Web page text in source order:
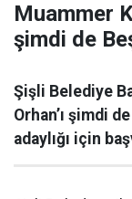
Muammer
şimdi de
Şişli Belediye
Orhan’ı şimdi
adaylığı için